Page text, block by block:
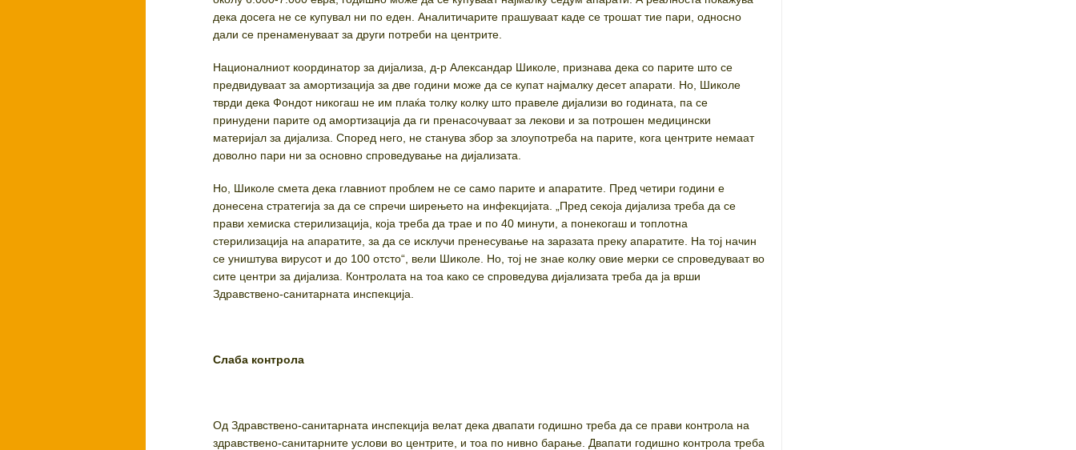
дека досега не се купувал ни по еден. Аналитичарите прашуваат каде се трошат тие пари, односно
дали се пренаменуваат за други потреби на центрите.
Националниот координатор за дијализа, д-р Александар Шиколе, признава дека со парите што се
предвидуваат за амортизација за две години може да се купат најмалку десет апарати. Но, Шиколе
тврди дека Фондот никогаш не им плаќа толку колку што правеле дијализи во годината, па се
принудени парите од амортизација да ги пренасочуваат за лекови и за потрошен медицински
материјал за дијализа. Според него, не станува збор за злоупотреба на парите, кога центрите немаат
доволно пари ни за основно спроведување на дијализата.
Но, Шиколе смета дека главниот проблем не се само парите и апаратите. Пред четири години е
донесена стратегија за да се спречи ширењето на инфекцијата. „Пред секоја дијализа треба да се
прави хемиска стерилизација, која треба да трае и по 40 минути, а понекогаш и топлотна
стерилизација на апаратите, за да се исклучи пренесување на заразата преку апаратите. На тој начин
се уништува вирусот и до 100 отсто“, вели Шиколе. Но, тој не знае колку овие мерки се спроведуваат во
сите центри за дијализа. Контролата на тоа како се спроведува дијализата треба да ја врши
Здравствено-санитарната инспекција.
Слаба контрола
Од Здравствено-санитарната инспекција велат дека двапати годишно треба да се прави контрола на
здравствено-санитарните услови во центрите, и тоа по нивно барање. Двапати годишно контрола треба